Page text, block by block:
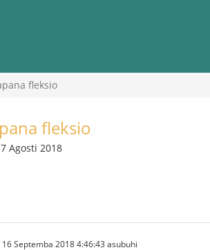
fleksio
fleksio
Agosti 2018
16 Septemba 2018 4:46:43 asubuhi